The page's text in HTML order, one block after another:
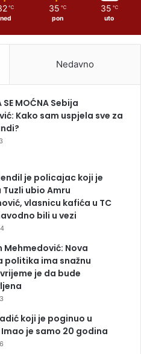
℃
ned
35 ℃
pon
35 ℃
uto
Nedavno
SE MOĆNA Sebija
Kako sam uspjela sve za
je policajac koji je
Tuzli ubio Amru
vlasnicu kafića u TC
bili u vezi
Mehmedović: Nova
politika ima snažnu
je da bude
koji je poginuo u
je samo 20 godina